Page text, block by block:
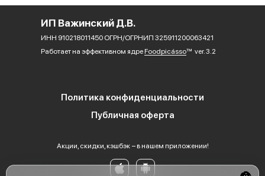
ИП Важинский Д.В.
ИНН 910218011450 ОГРН/ОГРНИП 325911200063421
Работает на эффективном ядре Foodpicássover. 3.2
Политика конфиденциальности
Публичная оферта
Акции, скидки, кэшбэк − в нашем приложении!